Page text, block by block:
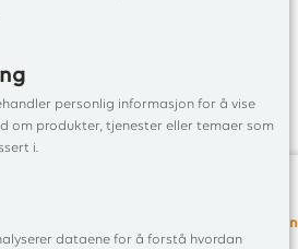
Informasjon
personlig informasjon for å vise
om produkter, tjenester eller temaer som
i.
dataene for å forstå hvordan